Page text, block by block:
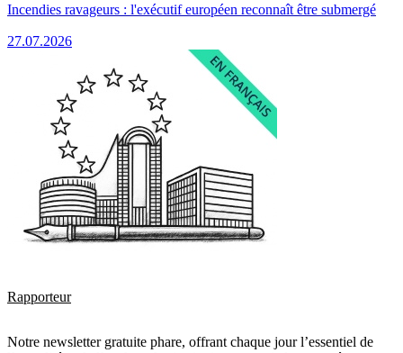
Incendies ravageurs : l'exécutif européen reconnaît être submergé
27.07.2026
Rapporteur
Notre newsletter gratuite phare, offrant chaque jour l’essentiel de